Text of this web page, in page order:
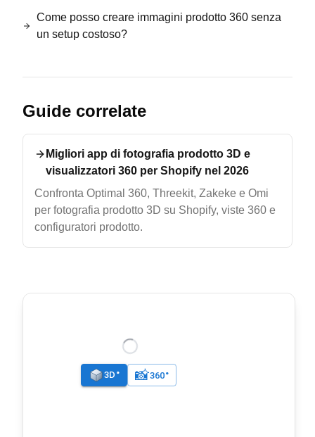
Come posso creare immagini prodotto 360 senza
un setup costoso?
Guide correlate
Migliori app di fotografia prodotto 3D e
visualizzatori 360 per Shopify nel 2026
Confronta Optimal 360, Threekit, Zakeke e Omi
per fotografia prodotto 3D su Shopify, viste 360 e
configuratori prodotto.